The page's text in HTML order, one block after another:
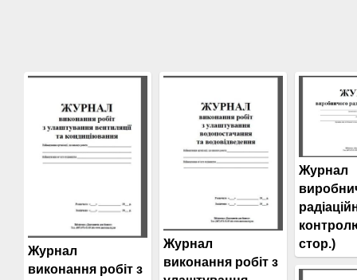
Журнал
виконання робіт з
Журнал
виконання робіт з
Журнал
стор.)